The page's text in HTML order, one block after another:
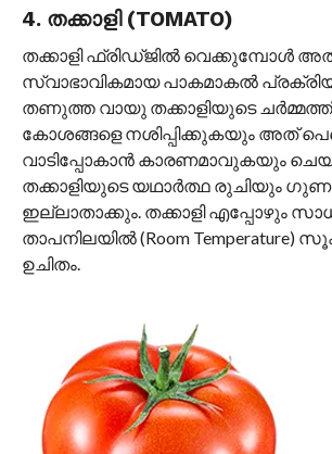
4. തക്കാളി (TOMATO)
തക്കാളി ഫ്രിഡ്ജിൽ വെക്കുമ്പോൾ
സ്വാഭാവികമായ പാകമാകൽ
തണുത്ത വായു തക്കാളിയുടെ
കോശങ്ങളെ നശിപ്പിക്കുകയും അത്
വാടിപ്പോകാൻ കാരണമാവുകയും
തക്കാളിയുടെ യഥാർത്ഥ രുചിയും
ഇല്ലാതാക്കും. തക്കാളി എപ്പോഴും
താപനിലയിൽ (Room Temperature)
ഉചിതം.